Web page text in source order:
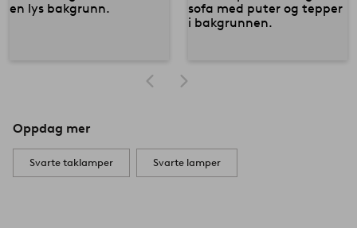
Oppdag mer
Svarte taklamper Svarte lamper